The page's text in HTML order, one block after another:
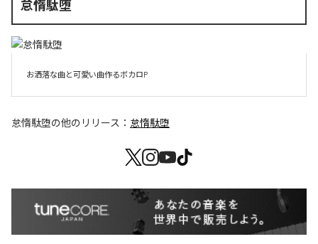
怠惰駄堕
お洒落な曲と可愛い曲作るボカロP
怠惰駄堕の他のリリース： 怠惰駄堕